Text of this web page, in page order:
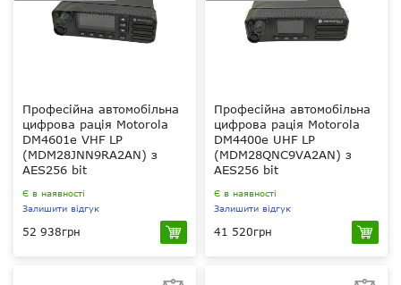
Професійна автомобільна
цифрова рація Motorola
DM4601e VHF LP
(MDM28JNN9RA2AN) з
AES256 bit
Є в наявності
Залишити відгук
52 938грн
VHF 136-174 МГц
Професійна автомобільна
цифрова рація Motorola
DM4400e UHF LP
(MDM28QNC9VA2AN) з
AES256 bit
Є в наявності
Залишити відгук
41 520грн
UHF 400-470 МГц